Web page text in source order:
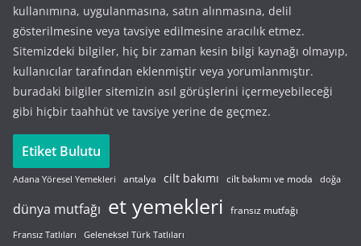
kullanımına, uygulanmasına, satın alınmasına, delil
gösterilmesine veya tavsiye edilmesine aracılık etmez.
Sitemizdeki bilgiler, hiç bir zaman kesin bilgi kaynağı olmayıp,
kullanıcılar tarafından eklenmiştir veya yorumlanmıştır.
buradaki bilgiler sitemizin asıl görüşlerini içermeyebileceği
gibi hiçbir taahhüt ve tavsiye yerine de geçmez.
Etiket Bulutu
Adana Yöresel Yemekleri antalya cilt bakımı cilt bakımı ve moda doğa
dünya mutfağı et yemekleri fransız mutfağı
Fransız Tatlıları Geleneksel Türk Tatlıları